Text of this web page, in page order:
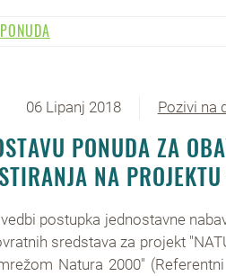
06 Lipanj 2018 Pozivi na
PONUDA ZA
NA
postupka jednostavne
sredstava za projekt
Natura 2000"